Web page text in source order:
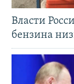
Власти
бензина